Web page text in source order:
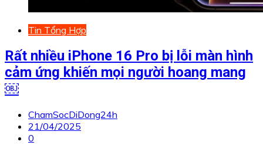
Tin Tổng Hợp
Rất nhiều iPhone 16 Pro bị lỗi màn hình
cảm ứng khiến mọi người hoang mang
￼
ChamSocDiDong24h
21/04/2025
0